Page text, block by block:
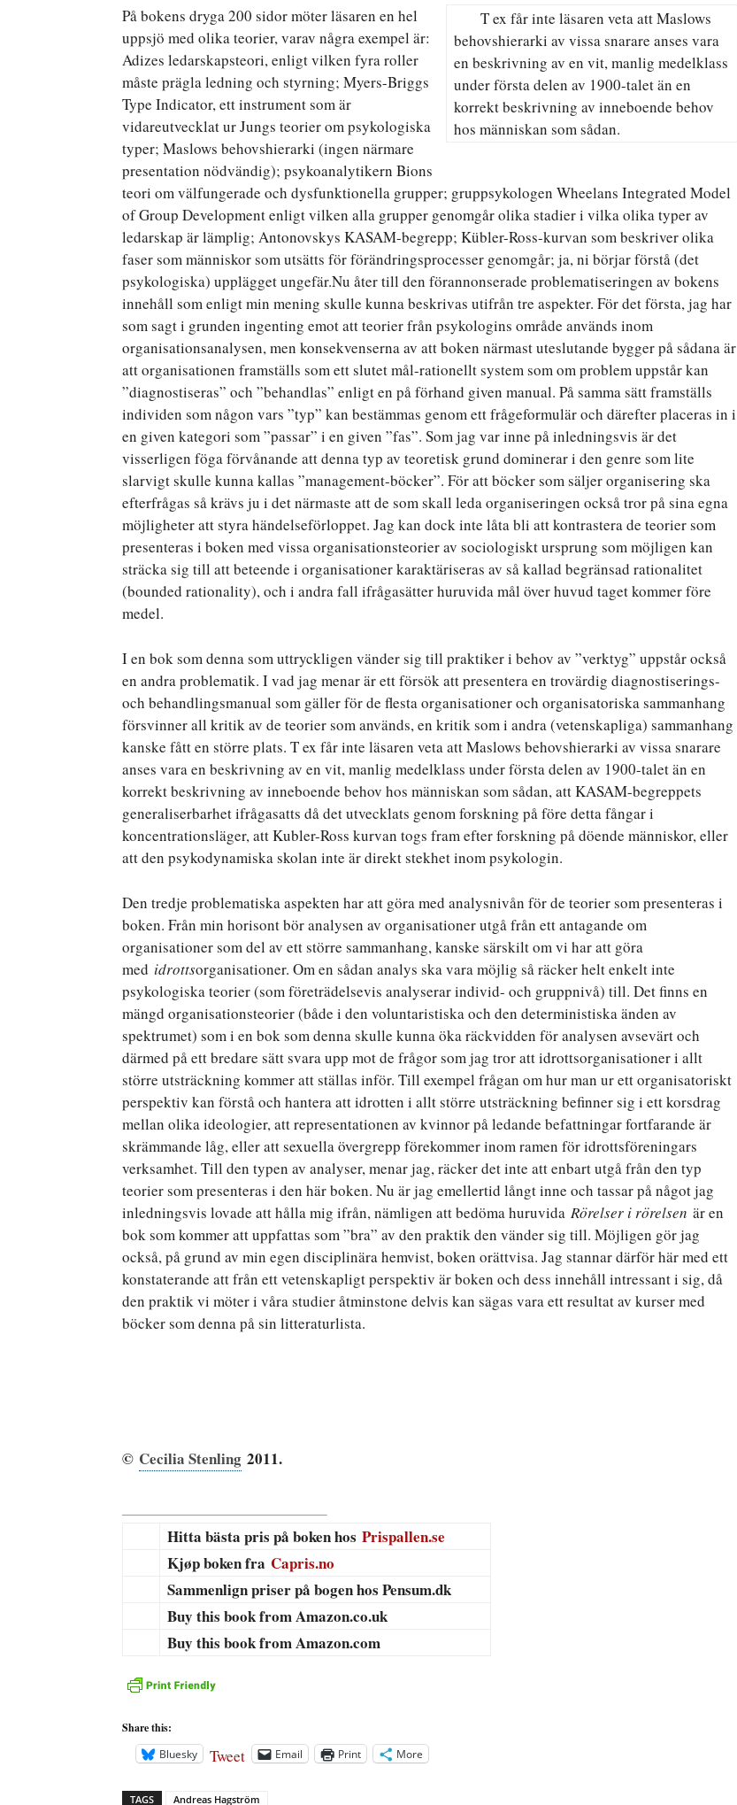
T ex får inte läsaren veta att Maslows
behovshierarki av vissa snarare anses vara
en beskrivning av en vit, manlig medelklass
under första delen av 1900-talet än en
korrekt beskrivning av inneboende behov
hos människan som sådan.
På bokens dryga 200 sidor möter läsaren en hel
uppsjö med olika teorier, varav några exempel är:
Adizes ledarskapsteori, enligt vilken fyra roller
måste prägla ledning och styrning; Myers-Briggs
Type Indicator, ett instrument som är
vidareutvecklat ur Jungs teorier om psykologiska
typer; Maslows behovshierarki (ingen närmare
presentation nödvändig); psykoanalytikern Bions
teori om välfungerade och dysfunktionella grupper; gruppsykologen Wheelans Integrated Model
of Group Development enligt vilken alla grupper genomgår olika stadier i vilka olika typer av
ledarskap är lämplig; Antonovskys KASAM-begrepp; Kübler-Ross-kurvan som beskriver olika
faser som människor som utsätts för förändringsprocesser genomgår; ja, ni börjar förstå (det
psykologiska) upplägget ungefär.Nu åter till den förannonserade problematiseringen av bokens
innehåll som enligt min mening skulle kunna beskrivas utifrån tre aspekter. För det första, jag har
som sagt i grunden ingenting emot att teorier från psykologins område används inom
organisationsanalysen, men konsekvenserna av att boken närmast uteslutande bygger på sådana är
att organisationen framställs som ett slutet mål-rationellt system som om problem uppstår kan
”diagnostiseras” och ”behandlas” enligt en på förhand given manual. På samma sätt framställs
individen som någon vars ”typ” kan bestämmas genom ett frågeformulär och därefter placeras in i
en given kategori som ”passar” i en given ”fas”. Som jag var inne på inledningsvis är det
visserligen föga förvånande att denna typ av teoretisk grund dominerar i den genre som lite
slarvigt skulle kunna kallas ”management-böcker”. För att böcker som säljer organisering ska
efterfrågas så krävs ju i det närmaste att de som skall leda organiseringen också tror på sina egna
möjligheter att styra händelseförloppet. Jag kan dock inte låta bli att kontrastera de teorier som
presenteras i boken med vissa organisationsteorier av sociologiskt ursprung som möjligen kan
sträcka sig till att beteende i organisationer karaktäriseras av så kallad begränsad rationalitet
(bounded rationality), och i andra fall ifrågasätter huruvida mål över huvud taget kommer före
medel.
I en bok som denna som uttryckligen vänder sig till praktiker i behov av ”verktyg” uppstår också
en andra problematik. I vad jag menar är ett försök att presentera en trovärdig diagnostiserings-
och behandlingsmanual som gäller för de flesta organisationer och organisatoriska sammanhang
försvinner all kritik av de teorier som används, en kritik som i andra (vetenskapliga) sammanhang
kanske fått en större plats. T ex får inte läsaren veta att Maslows behovshierarki av vissa snarare
anses vara en beskrivning av en vit, manlig medelklass under första delen av 1900-talet än en
korrekt beskrivning av inneboende behov hos människan som sådan, att KASAM-begreppets
generaliserbarhet ifrågasatts då det utvecklats genom forskning på före detta fångar i
koncentrationsläger, att Kubler-Ross kurvan togs fram efter forskning på döende människor, eller
att den psykodynamiska skolan inte är direkt stekhet inom psykologin.
Den tredje problematiska aspekten har att göra med analysnivån för de teorier som presenteras i
boken. Från min horisont bör analysen av organisationer utgå från ett antagande om
organisationer som del av ett större sammanhang, kanske särskilt om vi har att göra
med idrottsorganisationer. Om en sådan analys ska vara möjlig så räcker helt enkelt inte
psykologiska teorier (som företrädelsevis analyserar individ- och gruppnivå) till. Det finns en
mängd organisationsteorier (både i den voluntaristiska och den deterministiska änden av
spektrumet) som i en bok som denna skulle kunna öka räckvidden för analysen avsevärt och
därmed på ett bredare sätt svara upp mot de frågor som jag tror att idrottsorganisationer i allt
större utsträckning kommer att ställas inför. Till exempel frågan om hur man ur ett organisatoriskt
perspektiv kan förstå och hantera att idrotten i allt större utsträckning befinner sig i ett korsdrag
mellan olika ideologier, att representationen av kvinnor på ledande befattningar fortfarande är
skrämmande låg, eller att sexuella övergrepp förekommer inom ramen för idrottsföreningars
verksamhet. Till den typen av analyser, menar jag, räcker det inte att enbart utgå från den typ
teorier som presenteras i den här boken. Nu är jag emellertid långt inne och tassar på något jag
inledningsvis lovade att hålla mig ifrån, nämligen att bedöma huruvida Rörelser i rörelsen är en
bok som kommer att uppfattas som ”bra” av den praktik den vänder sig till. Möjligen gör jag
också, på grund av min egen disciplinära hemvist, boken orättvisa. Jag stannar därför här med ett
konstaterande att från ett vetenskapligt perspektiv är boken och dess innehåll intressant i sig, då
den praktik vi möter i våra studier åtminstone delvis kan sägas vara ett resultat av kurser med
böcker som denna på sin litteraturlista.
© Cecilia Stenling 2011.
Hitta bästa pris på boken hos Prispallen.se
Kjøp boken fra Capris.no
Sammenlign priser på bogen hos Pensum.dk
Buy this book from Amazon.co.uk
Buy this book from Amazon.com
Share this:
Bluesky
Tweet Email Print More
TAGS Andreas Hagström